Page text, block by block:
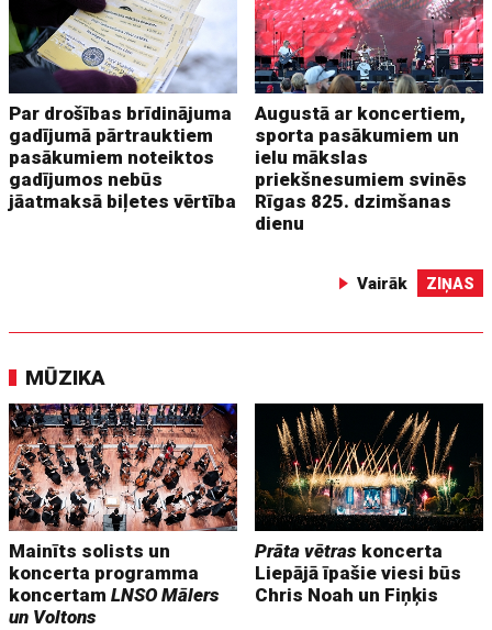
Par drošības brīdinājuma
gadījumā pārtrauktiem
pasākumiem noteiktos
gadījumos nebūs
jāatmaksā biļetes vērtība
Augustā ar koncertiem,
sporta pasākumiem un
ielu mākslas
priekšnesumiem svinēs
Rīgas 825. dzimšanas
dienu
Vairāk ZIŅAS
MŪZIKA
Mainīts solists un
koncerta programma
koncertamLNSO Mālers
un Voltons
Prāta vētras koncerta
Liepājā īpašie viesi būs
Chris Noah un Fiņķis